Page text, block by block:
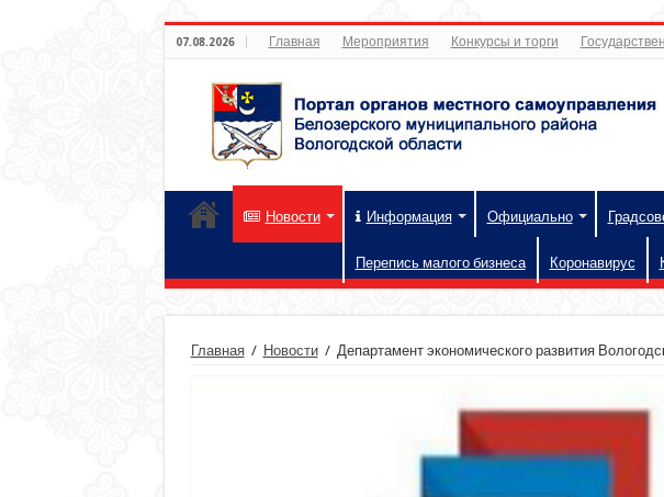
07.08.2026 Главная Мероприятия Конкурсы и торги
Новости Информация Официально
Перепись малого бизнеса Коронавирус
Главная / Новости / Департамент экономического развития